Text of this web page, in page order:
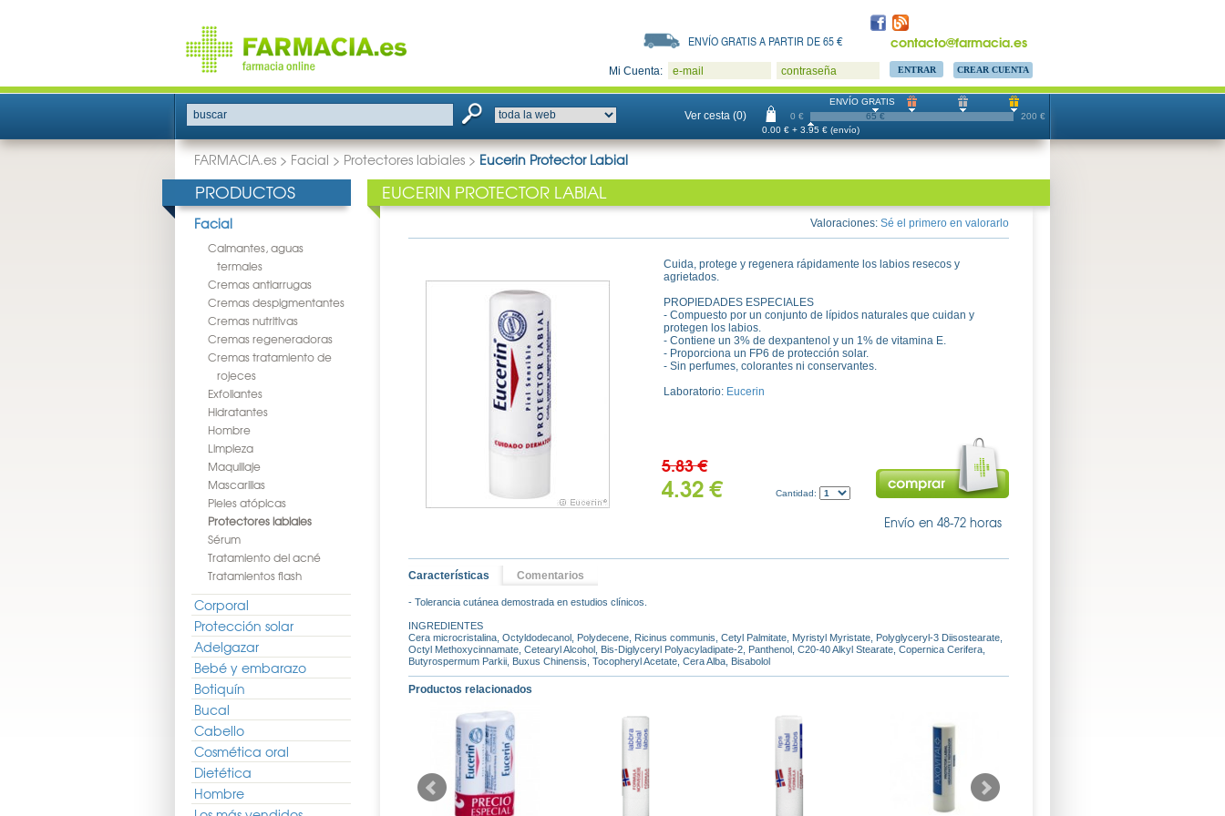
contacto@farmacia.es
ENVÍO GRATIS A PARTIR DE 65 €
Mi Cuenta: e-mail contraseña CREAR CUENTA
buscar Ver cesta (0) 0 € 200 €
ENVÍO GRATIS
65 €
0.00 € + 3.95 € (envío)
FARMACIA.es > Facial > Protectores labiales > Eucerin Protector Labial
PRODUCTOS
Facial
Calmantes, aguas
termales
Cremas antiarrugas
Cremas despigmentantes
Cremas nutritivas
Cremas regeneradoras
Cremas tratamiento de
rojeces
Exfoliantes
Hidratantes
Hombre
Limpieza
Maquillaje
Mascarillas
Pieles atópicas
Protectores labiales
Sérum
Tratamiento del acné
Tratamientos flash
Corporal
Protección solar
Adelgazar
Bebé y embarazo
Botiquín
Bucal
Cabello
Cosmética oral
Dietética
Hombre
EUCERIN PROTECTOR LABIAL
Valoraciones: Sé el primero en valorarlo
Cuida, protege y regenera rápidamente los labios resecos y
agrietados.
PROPIEDADES ESPECIALES
- Compuesto por un conjunto de lípidos naturales que cuidan y
protegen los labios.
- Contiene un 3% de dexpantenol y un 1% de vitamina E.
- Proporciona un FP6 de protección solar.
- Sin perfumes, colorantes ni conservantes.
Laboratorio: Eucerin
5.83 €
4.32 € Cantidad:
Envío en 48-72 horas
Características Comentarios
- Tolerancia cutánea demostrada en estudios clínicos.
INGREDIENTES
Cera microcristalina, Octyldodecanol, Polydecene, Ricinus communis, Cetyl Palmitate, Myristyl Myristate, Polyglyceryl-3 Diisostearate,
Octyl Methoxycinnamate, Cetearyl Alcohol, Bis-Diglyceryl Polyacyladipate-2, Panthenol, C20-40 Alkyl Stearate, Copernica Cerifera,
Butyrospermum Parkii, Buxus Chinensis, Tocopheryl Acetate, Cera Alba, Bisabolol
Productos relacionados